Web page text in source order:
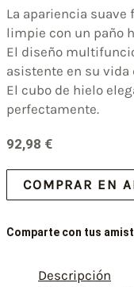
La apariencia
limpie con un paño
El diseño
asistente en su vida
El cubo de hielo
perfectamente.
92,98 €
COMPRAR EN
Comparte con tus
Descripción